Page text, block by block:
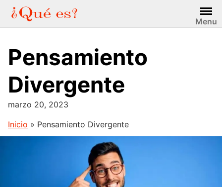
Saltar
contenido
Menu
Pensamiento
Divergente
marzo 20, 2023
Inicio » Pensamiento Divergente